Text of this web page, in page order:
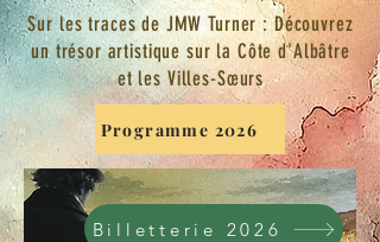
Sur les traces de JMW Turner : Découvrez
un trésor artistique sur la Côte d'Albâtre
et les Villes-Sœurs
Programme 2026
Billetterie 2026